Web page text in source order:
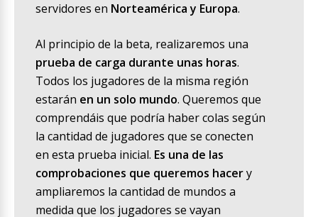
servidores en Norteamérica y Europa.
Al principio de la beta, realizaremos una
prueba de carga durante unas horas.
Todos los jugadores de la misma región
estarán en un solo mundo. Queremos que
comprendáis que podría haber colas según
la cantidad de jugadores que se conecten
en esta prueba inicial. Es una de las
comprobaciones que queremos hacery
ampliaremos la cantidad de mundos a
medida que los jugadores se vayan